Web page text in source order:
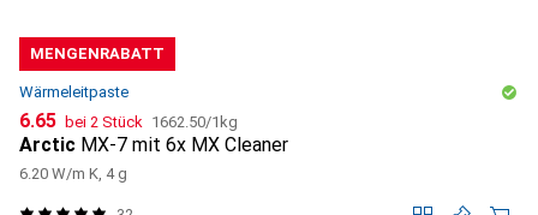
MENGENRABATT
Wärmeleitpaste
CHF
6.65 bei 2 Stück CHF
1662.50/1kg
Arctic MX-7 mit 6x MX Cleaner
6.20 W/m K, 4 g